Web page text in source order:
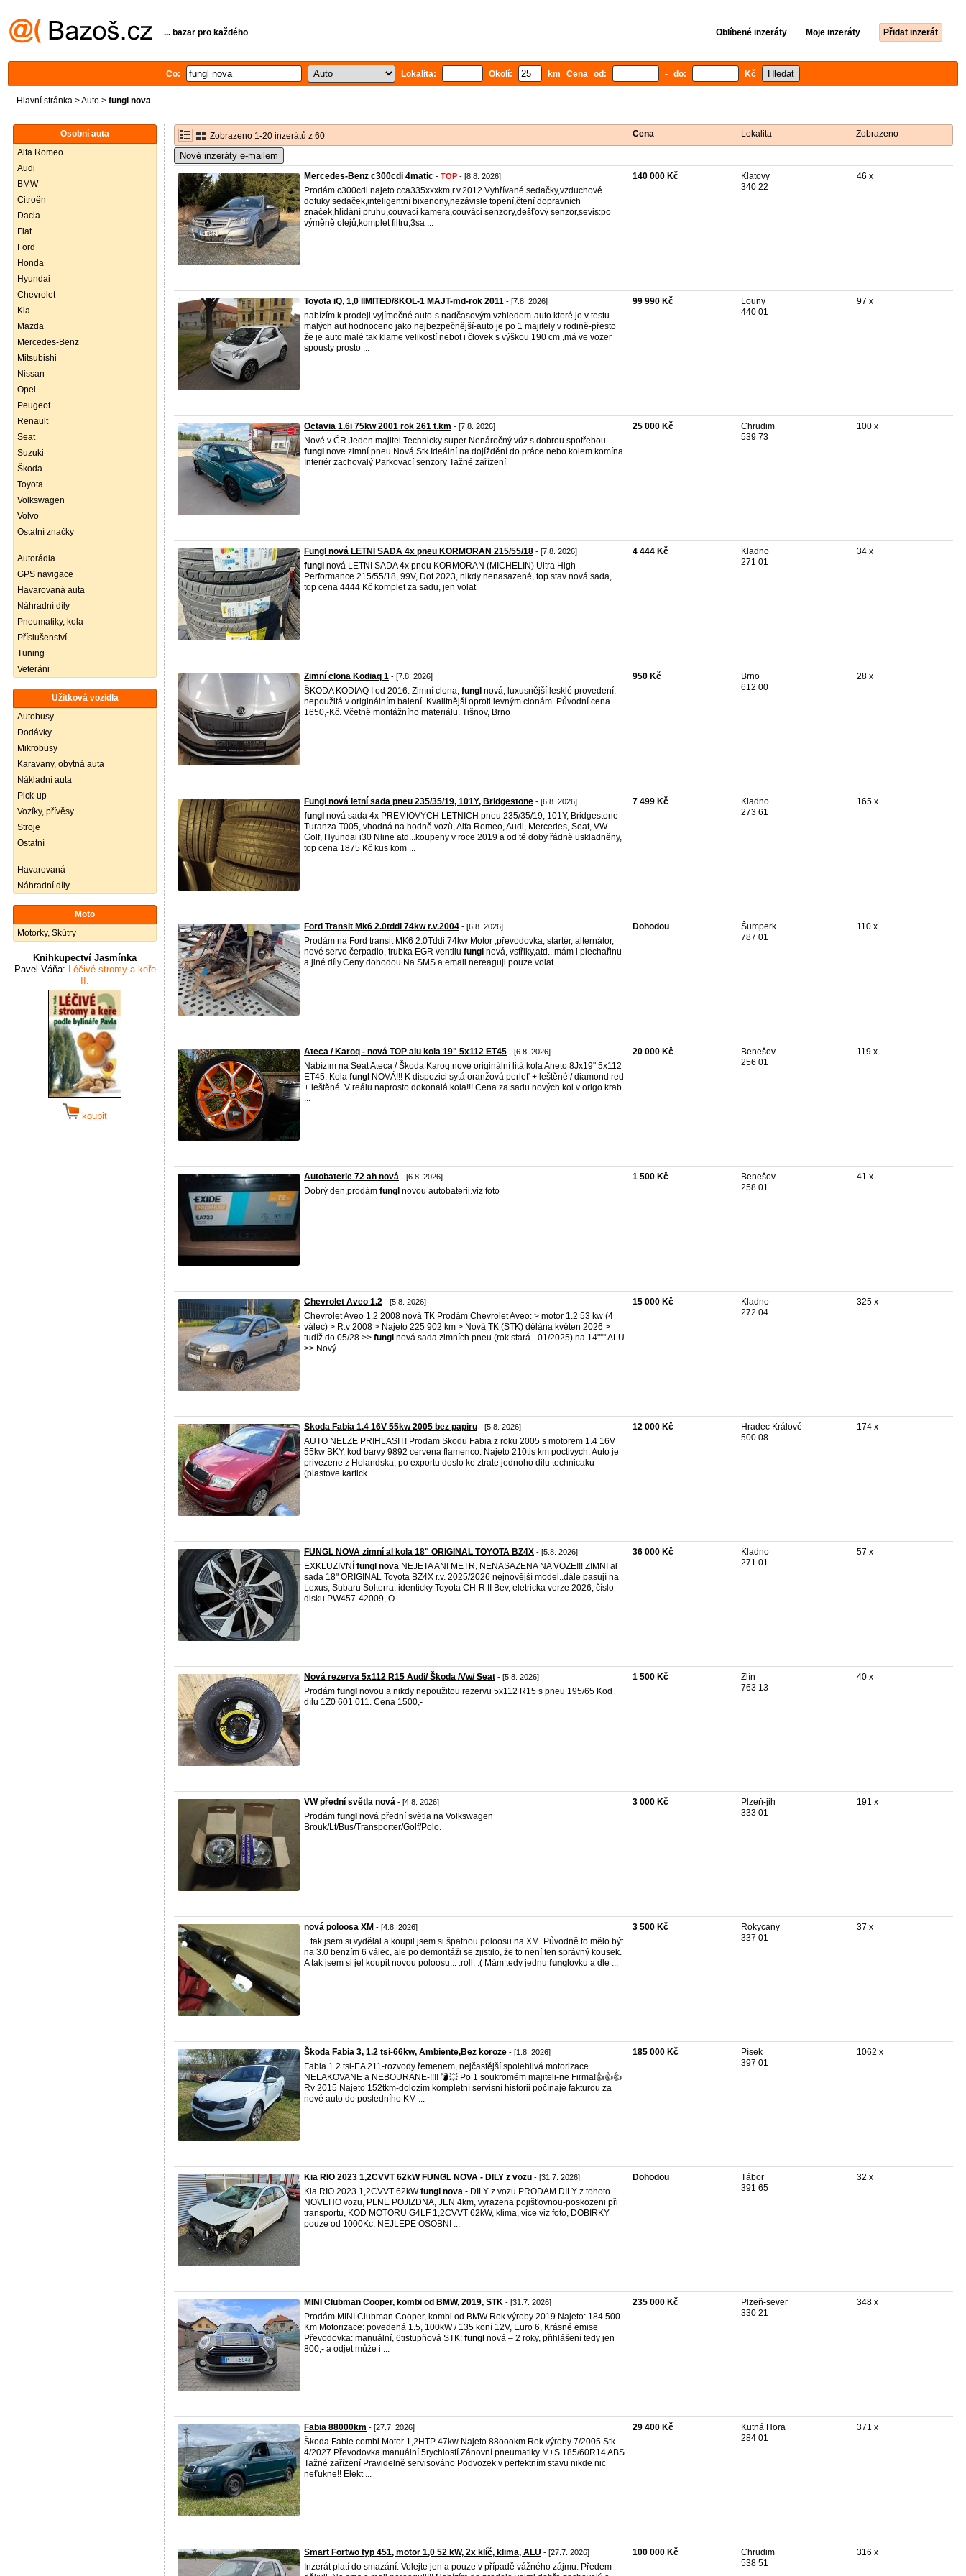
... bazar pro každého Oblíbené inzeráty Moje inzeráty Přidat inzerát
Co: Lokalita: Okolí: km Cena od: - do: Kč
Hlavní stránka >Auto > fungl nova
Osobní auta
Alfa Romeo
Audi
BMW
Citroën
Dacia
Fiat
Ford
Honda
Hyundai
Chevrolet
Kia
Mazda
Mercedes-Benz
Mitsubishi
Nissan
Opel
Peugeot
Renault
Seat
Suzuki
Škoda
Toyota
Volkswagen
Volvo
Ostatní značky
Autorádia
GPS navigace
Havarovaná auta
Náhradní díly
Pneumatiky, kola
Příslušenství
Tuning
Veteráni
Užitková vozidla
Autobusy
Dodávky
Mikrobusy
Karavany, obytná auta
Nákladní auta
Pick-up
Vozíky, přívěsy
Stroje
Ostatní
Havarovaná
Náhradní díly
Moto
Motorky, Skútry
Knihkupectví Jasmínka
Pavel Váňa: Léčivé stromy a keře
II.
koupit
Zobrazeno 1-20 inzerátů z 60 Cena Lokalita Zobrazeno
Nové inzeráty e-mailem
Mercedes-Benz c300cdi 4matic - TOP - [8.8. 2026]
Prodám c300cdi najeto cca335xxxkm,r.v.2012 Vyhřívané sedačky,vzduchové
dofuky sedaček,inteligentní bixenony,nezávisle topení,čtení dopravních
značek,hlídání pruhu,couvaci kamera,couváci senzory,dešťový senzor,sevis:po
výměně olejů,komplet filtru,3sa ...
140 000 Kč
Klatovy
340 22
46 x
Toyota iQ, 1,0 lIMITED/8KOL-1 MAJT-md-rok 2011 - [7.8. 2026]
nabízím k prodeji vyjímečné auto-s nadčasovým vzhledem-auto které je v testu
malých aut hodnoceno jako nejbezpečnější-auto je po 1 majitely v rodině-přesto
že je auto malé tak klame velikostí nebot i človek s výškou 190 cm ,má ve vozer
spousty prosto ...
99 990 Kč
Louny
440 01
97 x
Octavia 1.6i 75kw 2001 rok 261 t.km - [7.8. 2026]
Nové v ČR Jeden majitel Technicky super Nenáročný vůz s dobrou spotřebou
fungl nove zimní pneu Nová Stk Ideální na dojíždění do práce nebo kolem komína
Interiér zachovalý Parkovací senzory Tažné zařízení
25 000 Kč
Chrudim
539 73
100 x
Fungl nová LETNI SADA 4x pneu KORMORAN 215/55/18 - [7.8. 2026]
fungl nová LETNI SADA 4x pneu KORMORAN (MICHELIN) Ultra High
Performance 215/55/18, 99V, Dot 2023, nikdy nenasazené, top stav nová sada,
top cena 4444 Kč komplet za sadu, jen volat
4 444 Kč
Kladno
271 01
34 x
Zimní clona Kodiaq 1 - [7.8. 2026]
ŠKODA KODIAQ I od 2016. Zimní clona, fungl nová, luxusnější lesklé provedení,
nepoužitá v originálním balení. Kvalitnější oproti levným clonám. Původní cena
1650,-Kč. Včetně montážního materiálu. Tišnov, Brno
950 Kč
Brno
612 00
28 x
Fungl nová letní sada pneu 235/35/19, 101Y, Bridgestone - [6.8. 2026]
fungl nová sada 4x PREMIOVYCH LETNICH pneu 235/35/19, 101Y, Bridgestone
Turanza T005, vhodná na hodně vozů, Alfa Romeo, Audi, Mercedes, Seat, VW
Golf, Hyundai i30 Nline atd...koupeny v roce 2019 a od té doby řádně uskladněny,
top cena 1875 Kč kus kom ...
7 499 Kč
Kladno
273 61
165 x
Ford Transit Mk6 2.0tddi 74kw r.v.2004 - [6.8. 2026]
Prodám na Ford transit MK6 2.0Tddi 74kw Motor ,převodovka, startér, alternátor,
nové servo čerpadlo, trubka EGR ventilu fungl nová, vstřiky,atd.. mám i plechařinu
a jiné díly.Ceny dohodou.Na SMS a email nereaguji pouze volat.
Dohodou
Šumperk
787 01
110 x
Ateca / Karoq - nová TOP alu kola 19" 5x112 ET45 - [6.8. 2026]
Nabízím na Seat Ateca / Škoda Karoq nové originální litá kola Aneto 8Jx19" 5x112
ET45. Kola fungl NOVÁ!!! K dispozici sytá oranžová perleť + leštěné / diamond red
+ leštěné. V reálu naprosto dokonalá kola!!! Cena za sadu nových kol v origo krab
...
20 000 Kč
Benešov
256 01
119 x
Autobaterie 72 ah nová - [6.8. 2026]
Dobrý den,prodám fungl novou autobaterii.viz foto
1 500 Kč
Benešov
258 01
41 x
Chevrolet Aveo 1.2 - [5.8. 2026]
Chevrolet Aveo 1.2 2008 nová TK Prodám Chevrolet Aveo: > motor 1.2 53 kw (4
válec) > R.v 2008 > Najeto 225 902 km > Nová TK (STK) dělána květen 2026 >
tudíž do 05/28 >> fungl nová sada zimních pneu (rok stará - 01/2025) na 14"'"' ALU
>> Nový ...
15 000 Kč
Kladno
272 04
325 x
Skoda Fabia 1.4 16V 55kw 2005 bez papiru - [5.8. 2026]
AUTO NELZE PRIHLASIT! Prodam Skodu Fabia z roku 2005 s motorem 1.4 16V
55kw BKY, kod barvy 9892 cervena flamenco. Najeto 210tis km poctivych. Auto je
privezene z Holandska, po exportu doslo ke ztrate jednoho dilu technicaku
(plastove kartick ...
12 000 Kč
Hradec Králové
500 08
174 x
FUNGL NOVA zimní al kola 18" ORIGINAL TOYOTA BZ4X - [5.8. 2026]
EXKLUZIVNÍ fungl nova NEJETA ANI METR, NENASAZENA NA VOZE!!! ZIMNI al
sada 18" ORIGINAL Toyota BZ4X r.v. 2025/2026 nejnovější model..dále pasují na
Lexus, Subaru Solterra, identicky Toyota CH-R II Bev, eletricka verze 2026, číslo
disku PW457-42009, O ...
36 000 Kč
Kladno
271 01
57 x
Nová rezerva 5x112 R15 Audi/ Škoda /Vw/ Seat - [5.8. 2026]
Prodám fungl novou a nikdy nepoužitou rezervu 5x112 R15 s pneu 195/65 Kod
dílu 1Z0 601 011. Cena 1500,-
1 500 Kč
Zlín
763 13
40 x
VW přední světla nová - [4.8. 2026]
Prodám fungl nová přední světla na Volkswagen
Brouk/Lt/Bus/Transporter/Golf/Polo.
3 000 Kč
Plzeň-jih
333 01
191 x
nová poloosa XM - [4.8. 2026]
...tak jsem si vydělal a koupil jsem si špatnou poloosu na XM. Původně to mělo být
na 3.0 benzím 6 válec, ale po demontáži se zjistilo, že to není ten správný kousek.
A tak jsem si jel koupit novou poloosu... :roll: :( Mám tedy jednu fungl ovku a dle ...
3 500 Kč
Rokycany
337 01
37 x
Škoda Fabia 3, 1.2 tsi-66kw, Ambiente,Bez koroze - [1.8. 2026]
Fabia 1.2 tsi-EA 211-rozvody řemenem, nejčastější spolehlivá motorizace
NELAKOVANE a NEBOURANE-!!!! 💣💥 Po 1 soukromém majiteli-ne Firma!👍👍👍
Rv 2015 Najeto 152tkm-dolozim kompletní servisní historii počínaje fakturou za
nové auto do posledního KM ...
185 000 Kč
Písek
397 01
1062 x
Kia RIO 2023 1,2CVVT 62kW FUNGL NOVA - DILY z vozu - [31.7. 2026]
Kia RIO 2023 1,2CVVT 62kWfungl nova - DILY z vozu PRODAM DILY z tohoto
NOVEHO vozu, PLNE POJIZDNA, JEN 4km, vyrazena pojišťovnou-poskozeni při
transportu, KOD MOTORU G4LF 1,2CVVT 62kW, klima, vice viz foto, DOBIRKY
pouze od 1000Kc, NEJLEPE OSOBNI ...
Dohodou
Tábor
391 65
32 x
MINI Clubman Cooper, kombi od BMW, 2019, STK - [31.7. 2026]
Prodám MINI Clubman Cooper, kombi od BMW Rok výroby 2019 Najeto: 184.500
Km Motorizace: povedená 1.5, 100kW / 135 koní 12V, Euro 6, Krásné emise
Převodovka: manuální, 6tistupňová STK: fungl nová – 2 roky, přihlášení tedy jen
800,- a odjet může i ...
235 000 Kč
Plzeň-sever
330 21
348 x
Fabia 88000km - [27.7. 2026]
Škoda Fabie combi Motor 1,2HTP 47kw Najeto 88oookm Rok výroby 7/2005 Stk
4/2027 Převodovka manuální 5rychlostí Zánovní pneumatiky M+S 185/60R14 ABS
Tažné zařízení Pravidelně servisováno Podvozek v perfektním stavu nikde nic
neťukne!! Elekt ...
29 400 Kč
Kutná Hora
284 01
371 x
Smart Fortwo typ 451, motor 1,0 52 kW, 2x klíč, klima, ALU - [27.7. 2026]
Inzerát platí do smazání. Volejte jen a pouze v případě vážného zájmu. Předem
100 000 Kč
Chrudim
538 51
316 x